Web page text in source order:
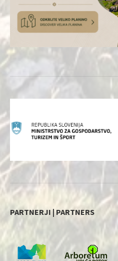
PARTNERJI | PARTNERS